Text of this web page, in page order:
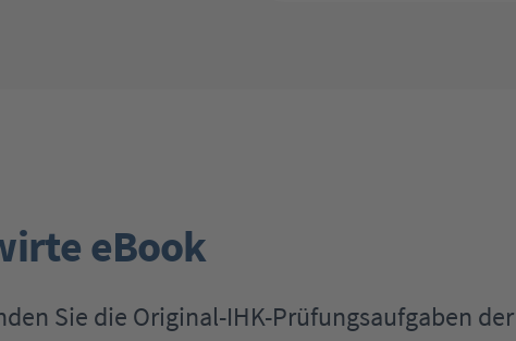
eBook
Sie die Original-IHK-Prüfungsaufgaben